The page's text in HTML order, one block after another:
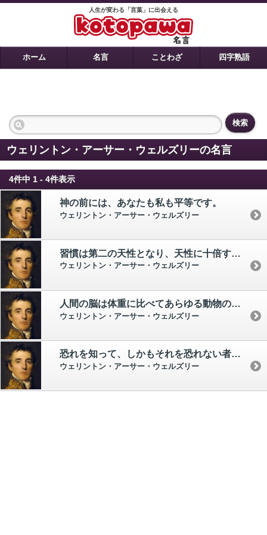
人生が変わる「言葉」に出会える
ホーム 名言 ことわざ 四字熟語
検索
ウェリントン・アーサー・ウェルズリーの名言
4件中 1 - 4件表示
神の前には、あなたも私も平等です。
ウェリントン・アーサー・ウェルズリー
習慣は第二の天性となり、天性に十倍する力を有する。
ウェリントン・アーサー・ウェルズリー
人間の脳は体重に比べてあらゆる動物の脳よりもはるかに重い。 が、その進化はまだつづいている。 脳の現在の状態は何か他のもの、何かもっと良いものになる途上の過渡的段階にあると考えてよいであろう。
ウェリントン・アーサー・ウェルズリー
恐れを知って、しかもそれを恐れない者こそ、真の勇者である。
ウェリントン・アーサー・ウェルズリー